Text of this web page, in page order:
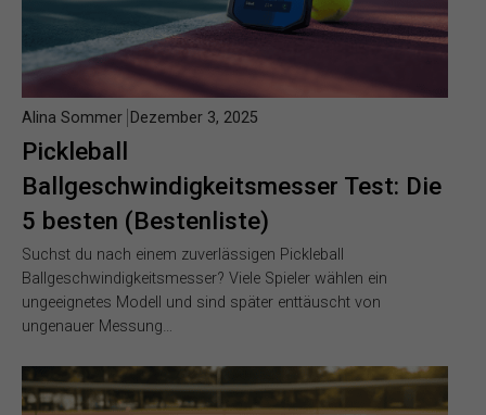
Pickleball
Ballgeschwindigkeitsmesser Test: Die
5 besten (Bestenliste)
Alina Sommer Dezember 3, 2025
Suchst du nach einem zuverlässigen Pickleball
Ballgeschwindigkeitsmesser? Viele Spieler wählen ein
ungeeignetes Modell und sind später enttäuscht von
ungenauer Messung…